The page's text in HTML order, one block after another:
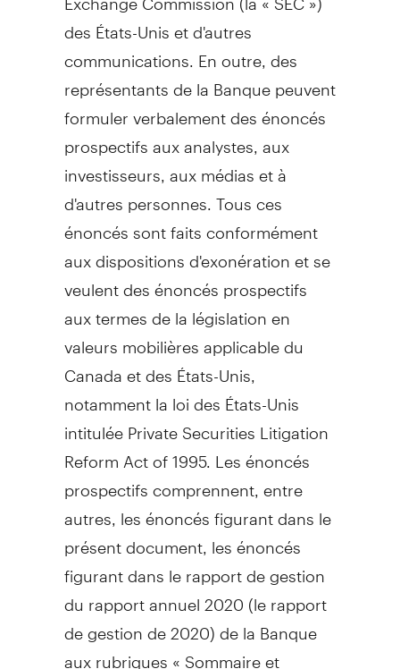
des États-Unis et d'autres
communications. En outre, des
représentants de la Banque peuvent
formuler verbalement des énoncés
prospectifs aux analystes, aux
investisseurs, aux médias et à
d'autres personnes. Tous ces
énoncés sont faits conformément
aux dispositions d'exonération et se
veulent des énoncés prospectifs
aux termes de la législation en
valeurs mobilières applicable du
Canadaet des États-Unis,
notamment la loi des États-Unis
intitulée Private Securities Litigation
Reform Act of 1995. Les énoncés
prospectifs comprennent, entre
autres, les énoncés figurant dans le
présent document, les énoncés
figurant dans le rapport de gestion
du rapport annuel 2020 (le rapport
de gestion de 2020) de la Banque
aux rubriques « Sommaire et